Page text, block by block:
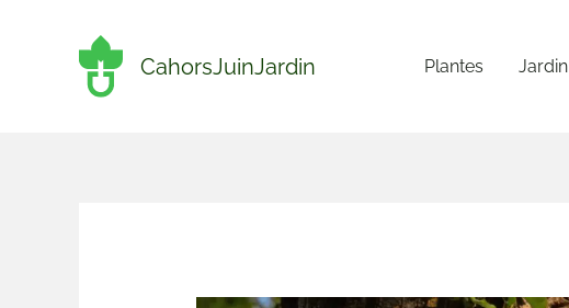
CahorsJuinJardin Plantes Jardin